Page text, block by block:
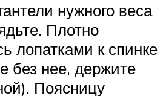
нужного веса
Плотно
лопатками к спинке
без нее, держите
Поясницу